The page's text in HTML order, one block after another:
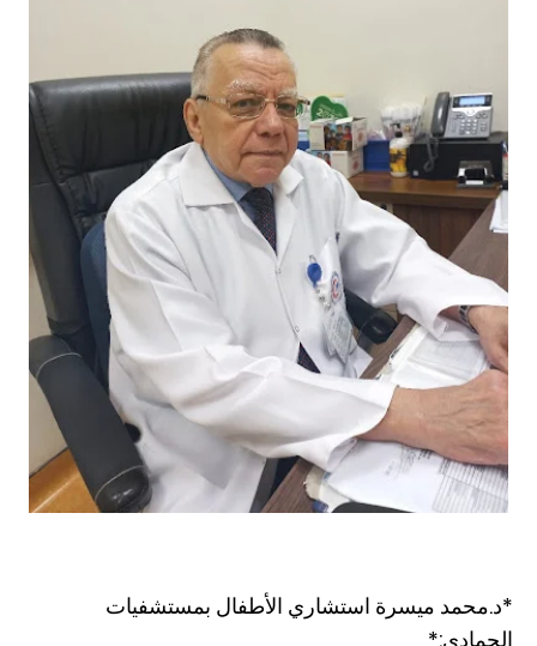
*د.محمد ميسرة استشاري الأطفال بمستشفيات
الحمادي:*